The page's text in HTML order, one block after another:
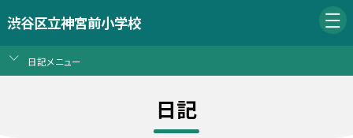
渋谷区立神宮前小学校
日記メニュー
日記